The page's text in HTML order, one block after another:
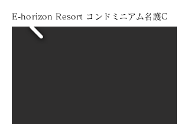
E-horizon Resort コンドミニアム名護C